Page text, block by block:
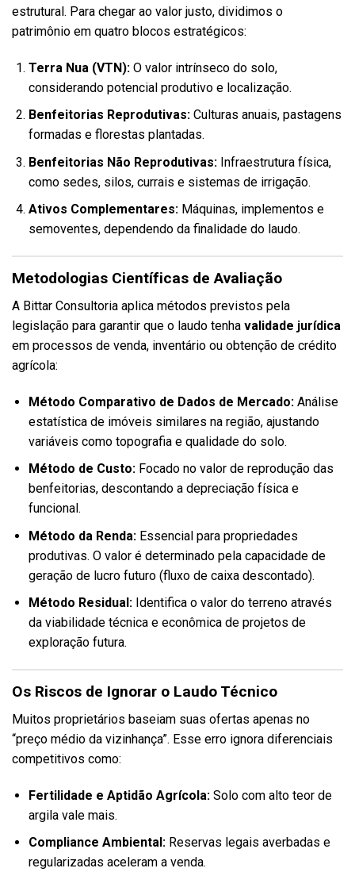
estrutural. Para chegar ao valor justo, dividimos o
patrimônio em quatro blocos estratégicos:
Terra Nua (VTN):O valor intrínseco do solo,
considerando potencial produtivo e localização.
Benfeitorias Reprodutivas:Culturas anuais, pastagens
formadas e florestas plantadas.
Benfeitorias Não Reprodutivas:Infraestrutura física,
como sedes, silos, currais e sistemas de irrigação.
Ativos Complementares:Máquinas, implementos e
semoventes, dependendo da finalidade do laudo.
Metodologias Científicas de Avaliação
A Bittar Consultoria aplica métodos previstos pela
legislação para garantir que o laudo tenha validade jurídica
em processos de venda, inventário ou obtenção de crédito
agrícola:
Método Comparativo de Dados de Mercado:Análise
estatística de imóveis similares na região, ajustando
variáveis como topografia e qualidade do solo.
Método de Custo:Focado no valor de reprodução das
benfeitorias, descontando a depreciação física e
funcional.
Método da Renda:Essencial para propriedades
produtivas. O valor é determinado pela capacidade de
geração de lucro futuro (fluxo de caixa descontado).
Método Residual:Identifica o valor do terreno através
da viabilidade técnica e econômica de projetos de
exploração futura.
Os Riscos de Ignorar o Laudo Técnico
Muitos proprietários baseiam suas ofertas apenas no
“preço médio da vizinhança”. Esse erro ignora diferenciais
competitivos como:
Fertilidade e Aptidão Agrícola:Solo com alto teor de
argila vale mais.
Compliance Ambiental:Reservas legais averbadas e
regularizadas aceleram a venda.